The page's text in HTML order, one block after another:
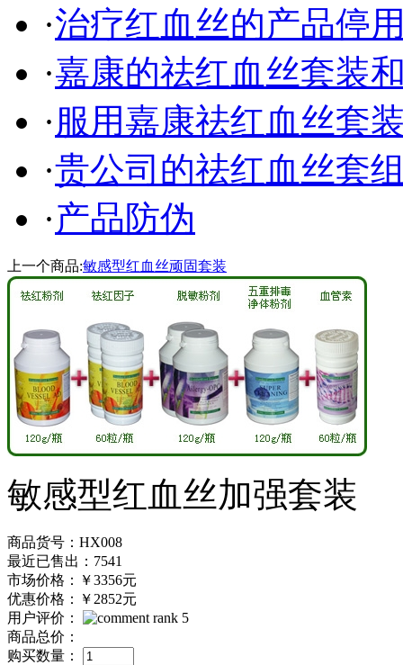
·治疗红血丝的产品停
·嘉康的祛红血丝套装
·服用嘉康祛红血丝套
·贵公司的祛红血丝套
·产品防伪
上一个商品:敏感型红血丝顽固套装
敏感型红血丝加强套装
商品货号：HX008
最近已售出：7541
市场价格：
￥3356元
优惠价格：
￥2852元
用户评价：
商品总价：
购买数量：